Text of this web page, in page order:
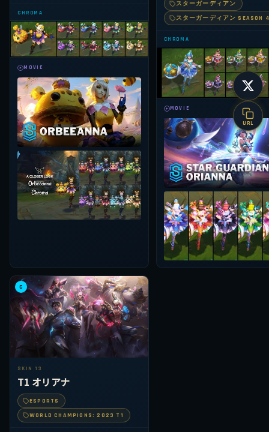
URL
CHROMA
MOVIE
スターガーディアン
スターガーディアン SEASON
CHROMA
MOVIE
C
SKIN 13
T1 オリアナ
ESPORTS
WORLD CHAMPIONS: 2023 T1